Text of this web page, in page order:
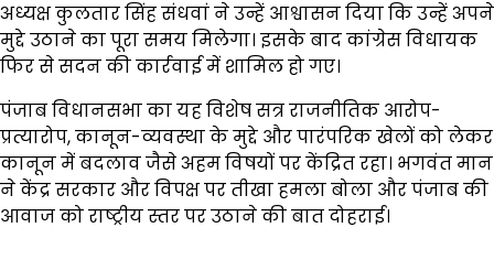
अध्यक्ष कुलतार सिंह संधवां ने उन्हें आश्वासन दिया कि उन्हें अपने
मुद्दे उठाने का पूरा समय मिलेगा। इसके बाद कांग्रेस विधायक
फिर से सदन की कार्रवाई में शामिल हो गए।
पंजाब विधानसभा का यह विशेष सत्र राजनीतिक आरोप-
प्रत्यारोप, कानून-व्यवस्था के मुद्दे और पारंपरिक खेलों को लेकर
कानून में बदलाव जैसे अहम विषयों पर केंद्रित रहा। भगवंत मान
ने केंद्र सरकार और विपक्ष पर तीखा हमला बोला और पंजाब की
आवाज को राष्ट्रीय स्तर पर उठाने की बात दोहराई।